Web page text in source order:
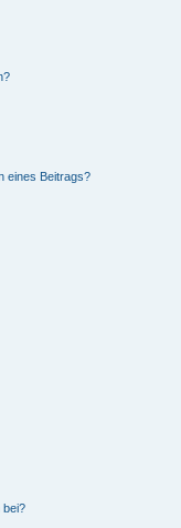
eines Beitrags?
bei?